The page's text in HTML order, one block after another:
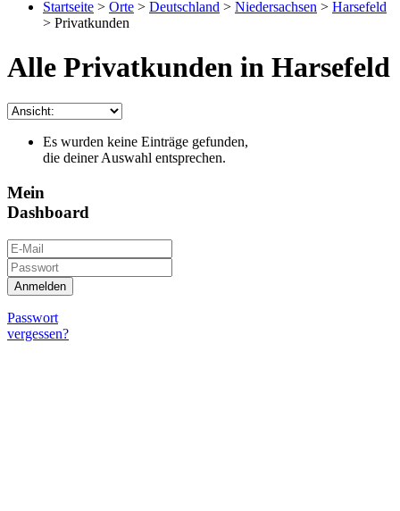
Startseite > Orte > Deutschland > Niedersachsen > Harsefeld
> Privatkunden
Alle Privatkunden in Harsefeld
Es wurden keine Einträge gefunden,
die deiner Auswahl entsprechen.
Mein
Dashboard
Passwort
vergessen?